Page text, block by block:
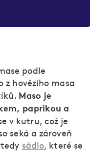
podle
z hovězího masa
Maso je
paprikou a
v kutru, což je
seká a zároveň
sádlo, které se